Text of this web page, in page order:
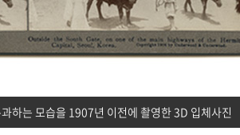
하는 모습을 1907년 이전에 촬영한 3D 입체사진